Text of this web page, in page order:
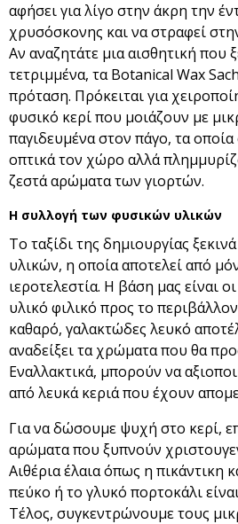
αφήσει για λίγο στην άκρη την
χρυσόσκονης και να στραφεί
Αν αναζητάτε μια αισθητική που
τετριμμένα, τα Botanical Wax
πρόταση. Πρόκειται για
φυσικό κερί που μοιάζουν με
παγιδευμένα στον πάγο, τα
οπτικά τον χώρο αλλά
ζεστά αρώματα των γιορτών.
Η συλλογή των φυσικών υλικών
Το ταξίδι της δημιουργίας
υλικών, η οποία αποτελεί από
ιεροτελεστία. Η βάση μας είναι
υλικό φιλικό προς το
καθαρό, γαλακτώδες λευκό
αναδείξει τα χρώματα που θα
Εναλλακτικά, μπορούν να
από λευκά κεριά που έχουν
Για να δώσουμε ψυχή στο κερί,
αρώματα που ξυπνούν
Αιθέρια έλαια όπως η πικάντικη
πεύκο ή το γλυκό πορτοκάλι
Τέλος, συγκεντρώνουμε τους